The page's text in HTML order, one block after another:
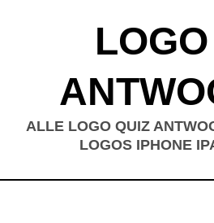
ALLE LOGO QUIZ
LOGOS IPHONE